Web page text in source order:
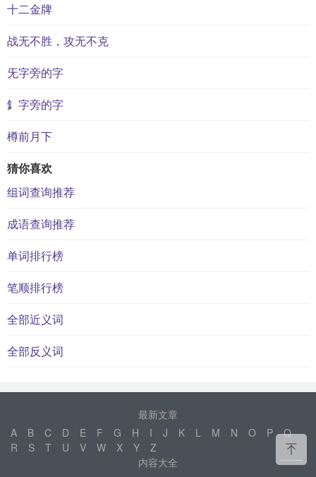
十二金牌
战无不胜，攻无不克
旡字旁的字
釒字旁的字
樽前月下
猜你喜欢
组词查询推荐
成语查询推荐
单词排行榜
笔顺排行榜
全部近义词
全部反义词
最新文章
A
B C D E F G H I J K L M N O P
Q
R
S T U V W X Y
Z
内容大全